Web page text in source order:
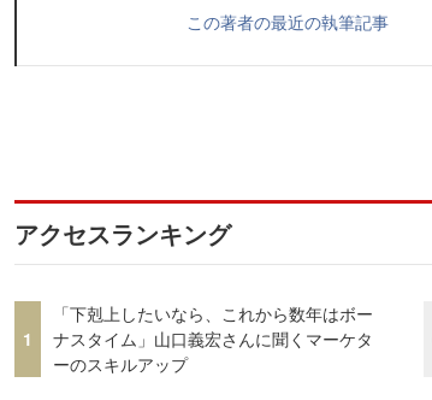
この著者の最近の執筆記事
アクセスランキング
1
「下剋上したいなら、これから数年はボー
ナスタイム」山口義宏さんに聞くマーケタ
ーのスキルアップ